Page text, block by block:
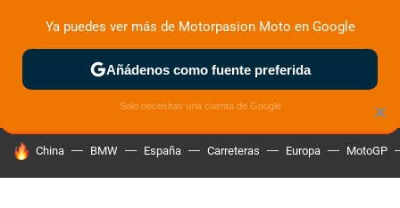
ZONA DE PRUEBAS DEPORTIVAS MOTOS ELÉCTRICAS
HOY SE HABLA DE
China BMW España Carreteras Europa MotoGP
×
Ya puedes ver más de Motorpasion Moto en Google
Añádenos como fuente preferida
Solo necesitas una cuenta de Google